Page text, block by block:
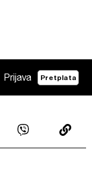
Prijava Pretplata